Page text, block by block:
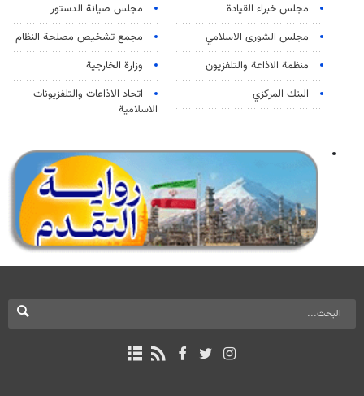
مجلس خبراء القيادة
مجلس صيانة الدستور
مجلس الشورى الاسلامي
مجمع تشخيص مصلحة النظام
منظمة الاذاعة والتلفزیون
وزارة الخارجية
البنك المركزي
اتحاد الاذاعات والتلفزيونات
الاسلامية